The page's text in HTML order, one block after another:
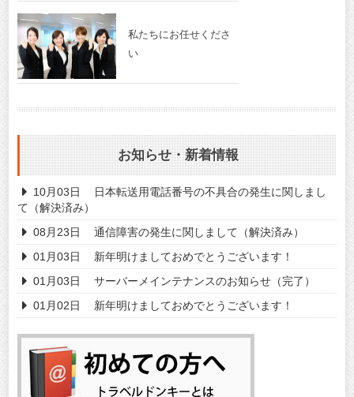
私たちにお任せくださ
い
お知らせ・新着情報
10月03日
日本転送用電話番号の不具合の発生に関しまし
て（解決済み）
08月23日
通信障害の発生に関しまして（解決済み）
01月03日
新年明けましておめでとうございます！
01月03日
サーバーメインテナンスのお知らせ（完了）
01月02日
新年明けましておめでとうございます！